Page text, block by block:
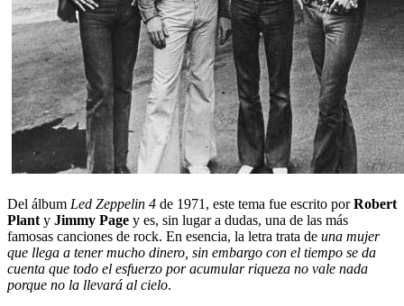
Del álbum Led Zeppelin 4 de 1971, este tema fue escrito porRobert
Plant y Jimmy Page y es, sin lugar a dudas, una de las más
famosas canciones de rock. En esencia, la letra trata de una mujer
que llega a tener mucho dinero, sin embargo con el tiempo se da
cuenta que todo el esfuerzo por acumular riqueza no vale nada
porque no la llevará al cielo.